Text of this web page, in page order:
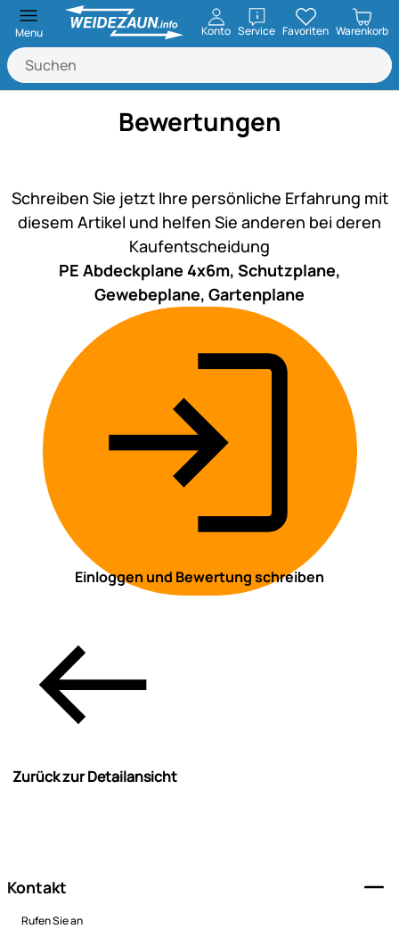
Menu Konto ServiceöffnenFavoriten Warenkorb
Bewertungen
Schreiben Sie jetzt Ihre persönliche Erfahrung mit
diesem Artikel und helfen Sie anderen bei deren
Kaufentscheidung
PE Abdeckplane 4x6m, Schutzplane,
Gewebeplane, Gartenplane
Einloggen und Bewertung schreiben
Zurück zur Detailansicht
Kontakt
Rufen Sie an